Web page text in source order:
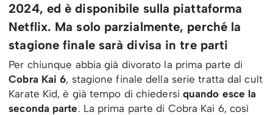
2024, ed è disponibile sulla piattaforma
Netflix. Ma solo parzialmente, perché la
stagione finale sarà divisa in tre parti
Per chiunque abbia già divorato la prima parte di
Cobra Kai 6, stagione finale della serie tratta dal cult
Karate Kid, è già tempo di chiedersi quando esce la
seconda parte. La prima parte di Cobra Kai 6, così